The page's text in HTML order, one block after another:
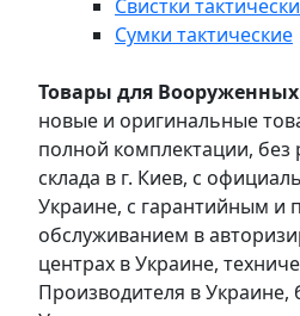
Свистки
Сумки тактические
Товары для
новые и оригинальные
полной комплектации, без
склада в г. Киев, с
Украине, с гарантийным и
обслуживанием в
центрах в Украине,
Производителя в Украине,